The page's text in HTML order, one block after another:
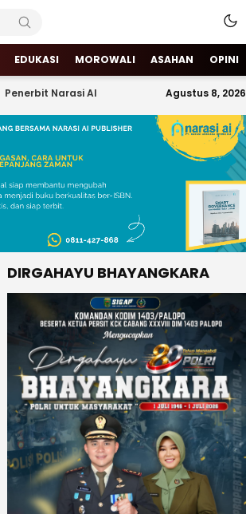
EDUKASI MOROWALI ASAHAN OPINI
Penerbit Narasi AI Agustus 8, 2026
DIRGAHAYU BHAYANGKARA